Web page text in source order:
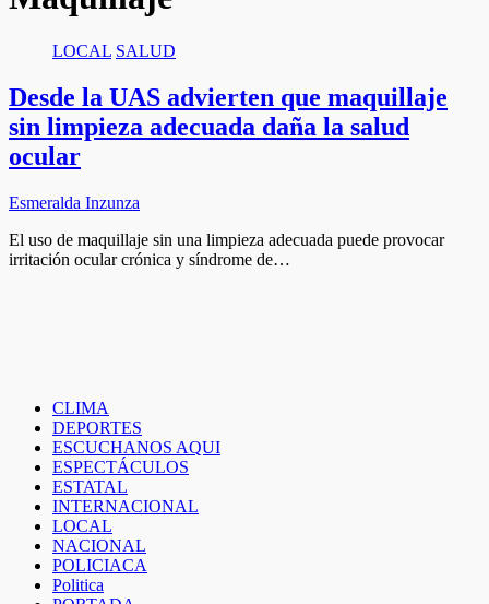
LOCAL SALUD
Desde la UAS advierten que maquillaje
sin limpieza adecuada daña la salud
ocular
Esmeralda Inzunza
El uso de maquillaje sin una limpieza adecuada puede provocar
irritación ocular crónica y síndrome de…
CLIMA
DEPORTES
ESCUCHANOS AQUI
ESPECTÁCULOS
ESTATAL
INTERNACIONAL
LOCAL
NACIONAL
POLICIACA
Politica